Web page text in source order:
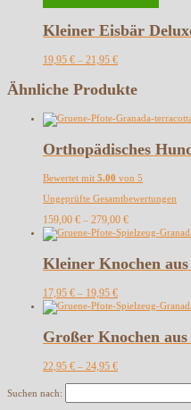
Kleiner Eisbär
19,95 € – 21,95 €
Ähnliche Produkte
Orthopädisches
Bewertet mit 5.00 von 5
Ungeprüfte Gesamtbewertungen
159,00 € – 279,00 €
Kleiner Knochen
17,95 € – 19,95 €
Großer Knochen
22,95 € – 24,95 €
Suchen nach: